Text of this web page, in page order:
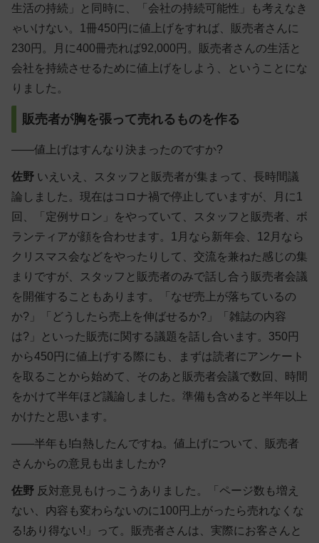
生活の持続」と同時に、「会社の持続可能性」も考えなき
ゃいけない。1冊450円に値上げをすれば、販売者さんに
230円。月に400冊売れば92,000円。販売者さんの生活と
会社を持続させるために値上げをしよう、ということにな
りました。
販売者が胸を張って売れるものを作る
――値上げはすんなり決まったのですか?
佐野 いえいえ、スタッフと販売者が集まって、長時間議
論しました。現在はコロナ禍で停止していますが、月に1
回、「定例サロン」をやっていて、スタッフと販売者、ボ
ランティアが顔を合わせます。1月なら新年会、12月なら
クリスマス会などをやったりして、交流を兼ねた感じの集
まりですが、スタッフと販売者のみで話し合う販売者会議
を開催することもあります。「なぜ売上が落ちているの
か?」「どうしたら売上を伸ばせるか?」「雑誌の内容
は?」といった販売に関する議題を話し合います。350円
から450円に値上げする際にも、まずは読者にアンケート
を取ることから始めて、そのあと販売者会議で数回、時間
をかけて半年ほど議論しました。準備も含めると半年以上
かけたと思います。
――半年も!白熱したんですね。値上げについて、販売者
さんからの意見も出ましたか?
佐野 反対意見もけっこうありました。「ページ数も増え
ない、内容も変わらないのに100円上がったら売れなくな
る!あり得ない!」って。販売者さんは、実際にお客さんと